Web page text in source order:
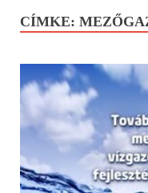
CÍMKE: